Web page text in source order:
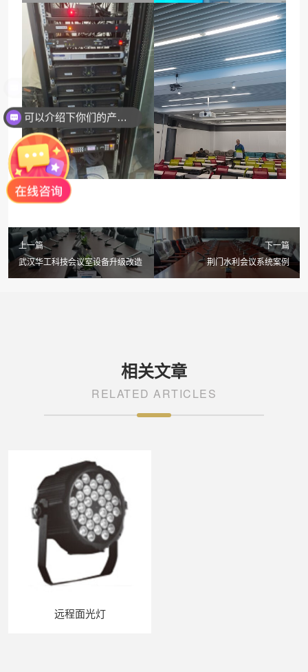
上一篇
武汉华工科技会议室设备升级改造
下一篇
荆门水利会议系统案例
相关文章
RELATED ARTICLES
远程面光灯
可以介绍下你们的产品么？